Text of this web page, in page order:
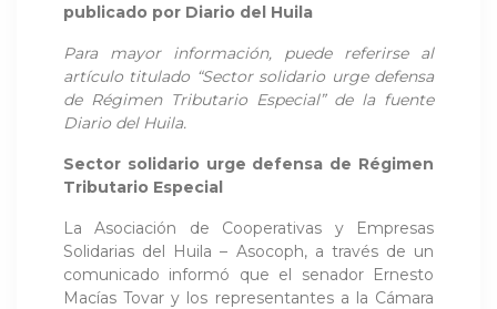
publicado por Diario del Huila
Para mayor información, puede referirse al
artículo titulado “Sector solidario urge defensa
de Régimen Tributario Especial” de la fuente
Diario del Huila.
Sector solidario urge defensa de Régimen
Tributario Especial
La Asociación de Cooperativas y Empresas
Solidarias del Huila – Asocoph, a través de un
comunicado informó que el senador Ernesto
Macías Tovar y los representantes a la Cámara